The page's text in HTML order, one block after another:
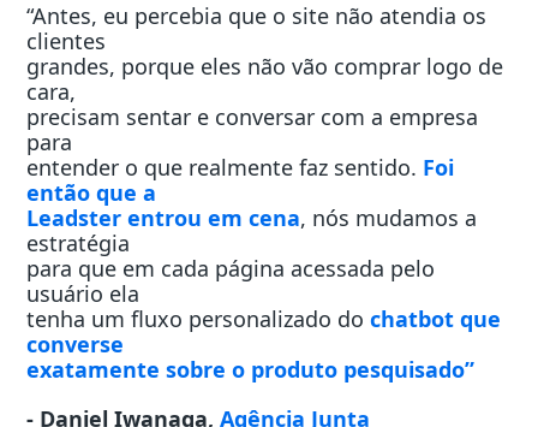
“Antes, eu percebia que o site não atendia os
clientes
grandes, porque eles não vão comprar logo de
cara,
precisam sentar e conversar com a empresa
para
entender o que realmente faz sentido. Foi
então que a
Leadster entrou em cena, nós mudamos a
estratégia
para que em cada página acessada pelo
usuário ela
tenha um fluxo personalizado do chatbot que
converse
exatamente sobre o produto pesquisado”
- Daniel Iwanaga,Agência Junta